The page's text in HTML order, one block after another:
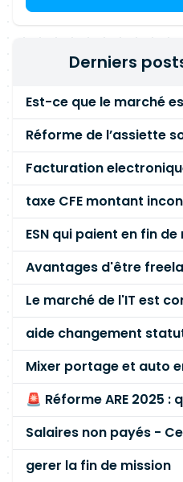
Derniers
Réforme de l’assiette
Facturation
taxe CFE montant
Avantages d'être
Salaires non payés -
gerer la fin de mission